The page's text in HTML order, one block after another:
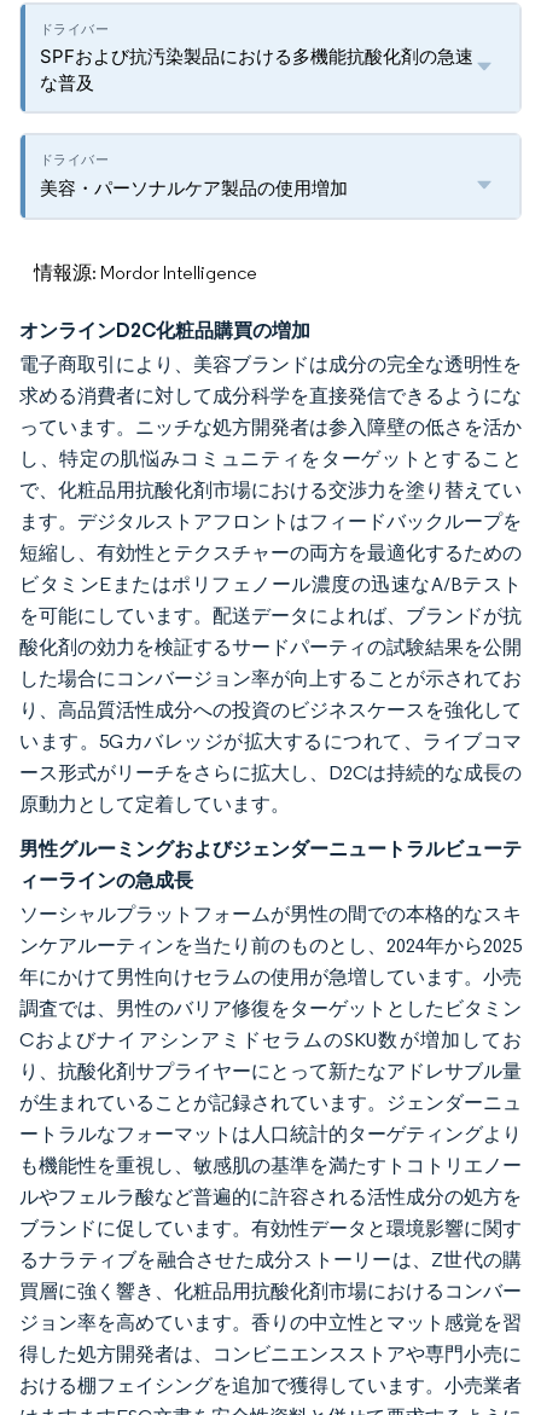
SPFおよび抗汚染製品における多機能抗酸化剤の急速
な普及
美容・パーソナルケア製品の使用増加
情報源: Mordor Intelligence
オンラインD2C化粧品購買の増加
電子商取引により、美容ブランドは成分の完全な透明性を
求める消費者に対して成分科学を直接発信できるようにな
っています。ニッチな処方開発者は参入障壁の低さを活か
し、特定の肌悩みコミュニティをターゲットとすること
で、化粧品用抗酸化剤市場における交渉力を塗り替えてい
ます。デジタルストアフロントはフィードバックループを
短縮し、有効性とテクスチャーの両方を最適化するための
ビタミンEまたはポリフェノール濃度の迅速なA/Bテスト
を可能にしています。配送データによれば、ブランドが抗
酸化剤の効力を検証するサードパーティの試験結果を公開
した場合にコンバージョン率が向上することが示されてお
り、高品質活性成分への投資のビジネスケースを強化して
います。5Gカバレッジが拡大するにつれて、ライブコマ
ース形式がリーチをさらに拡大し、D2Cは持続的な成長の
原動力として定着しています。
男性グルーミングおよびジェンダーニュートラルビューテ
ィーラインの急成長
ソーシャルプラットフォームが男性の間での本格的なスキ
ンケアルーティンを当たり前のものとし、2024年から2025
年にかけて男性向けセラムの使用が急増しています。小売
調査では、男性のバリア修復をターゲットとしたビタミン
CおよびナイアシンアミドセラムのSKU数が増加してお
り、抗酸化剤サプライヤーにとって新たなアドレサブル量
が生まれていることが記録されています。ジェンダーニュ
ートラルなフォーマットは人口統計的ターゲティングより
も機能性を重視し、敏感肌の基準を満たすトコトリエノー
ルやフェルラ酸など普遍的に許容される活性成分の処方を
ブランドに促しています。有効性データと環境影響に関す
るナラティブを融合させた成分ストーリーは、Z世代の購
買層に強く響き、化粧品用抗酸化剤市場におけるコンバー
ジョン率を高めています。香りの中立性とマット感覚を習
得した処方開発者は、コンビニエンスストアや専門小売に
おける棚フェイシングを追加で獲得しています。小売業者